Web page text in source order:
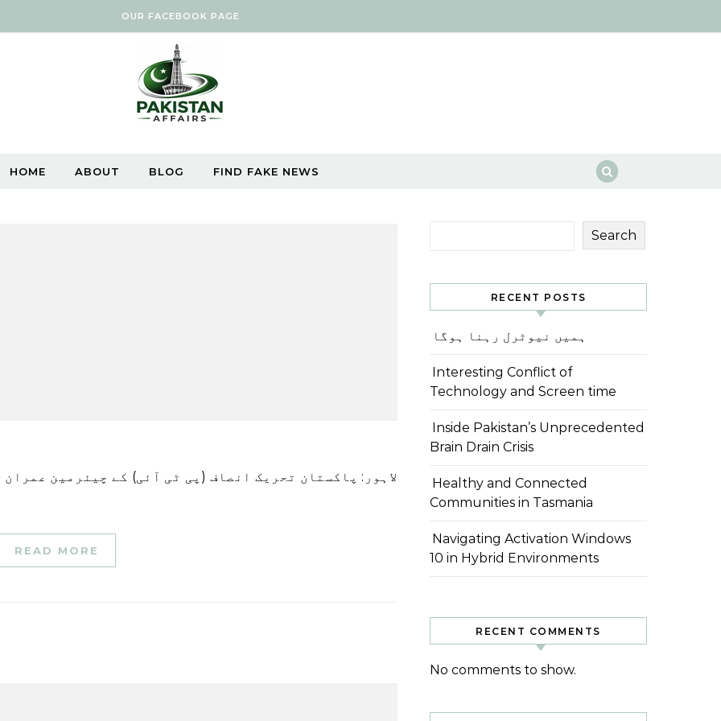
OUR FACEBOOK PAGE
HOME ABOUT BLOG FIND FAKE NEWS
لاہور: پاکستان تحریک انصاف (پی ٹی آئی) کے چیئرمین عمران خان نے سپریم کورٹ آف پاکستان پر زور دیا
READ MORE
Search
RECENT POSTS
ہمیں نیوٹرل رہنا ہوگا
Interesting Conflict of
Technology and Screen time
Inside Pakistan’s Unprecedented
Brain Drain Crisis
Healthy and Connected
Communities in Tasmania
Navigating Activation Windows
10 in Hybrid Environments
RECENT COMMENTS
No comments to show.